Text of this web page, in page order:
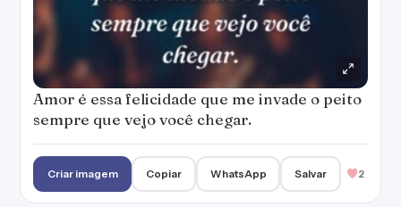
Amor é essa felicidade que me invade o peito
sempre que vejo você chegar.
Criar imagem Copiar WhatsApp Salvar 2